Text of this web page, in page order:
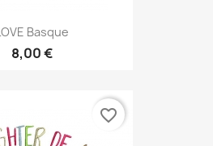
Basque
8,00 €
favorite_border